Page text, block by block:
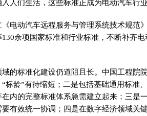
人们生活，这些标准正成为电动汽车行业
电动汽车远程服务与管理系统技术规范
余项国家标准和行业标准，不断补齐
的标准化建设仍道阻且长。中国工程院
标龄”有待缩短；二是包括基础通用标准
内的完整标准体系急需建立起来；三是
有效统一协调；四是在数字经济领域关